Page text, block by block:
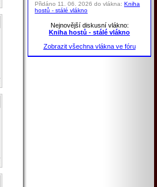
Přidáno 11. 06. 2026 do vlákna: Kniha
hostů - stálé vlákno
Nejnovější diskusní vlákno:
Kniha hostů - stálé vlákno
Zobrazit všechna vlákna ve fóru